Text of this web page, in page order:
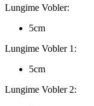
Lungime Vobler:
5cm
Lungime Vobler 1:
5cm
Lungime Vobler 2: